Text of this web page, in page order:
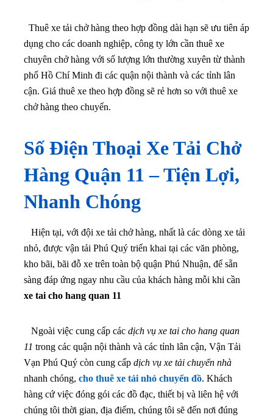
Thuê xe tải chở hàng theo hợp đồng dài hạn sẽ ưu tiên áp
dụng cho các doanh nghiệp, công ty lớn cần thuê xe
chuyên chở hàng với số lượng lớn thường xuyên từ thành
phố Hồ Chí Minh đi các quận nội thành và các tỉnh lân
cận. Giá thuê xe theo hợp đồng sẽ rẻ hơn so với thuê xe
chở hàng theo chuyến.
Số Điện Thoại Xe Tải Chở
Hàng Quận 11 – Tiện Lợi,
Nhanh Chóng
Hiện tại, với đội xe tải chở hàng, nhất là các dòng xe tải
nhỏ, được vận tải Phú Quý triển khai tại các văn phòng,
kho bãi, bãi đỗ xe trên toàn bộ quận Phú Nhuận, để sẵn
sàng đáp ứng ngay nhu cầu của khách hàng mỗi khi cần
xe tai cho hang quan 11
Ngoài việc cung cấp các dịch vụ xe tai cho hang quan
11 trong các quận nội thành và các tỉnh lân cận, Vận Tải
Vạn Phú Quý còn cung cấp dịch vụ xe tải chuyển nhà
nhanh chóng, cho thuê xe tải nhỏ chuyển đồ. Khách
hàng cứ việc đóng gói các đồ đạc, thiết bị và liên hệ với
chúng tôi thời gian, địa điểm, chúng tôi sẽ đến nơi đúng